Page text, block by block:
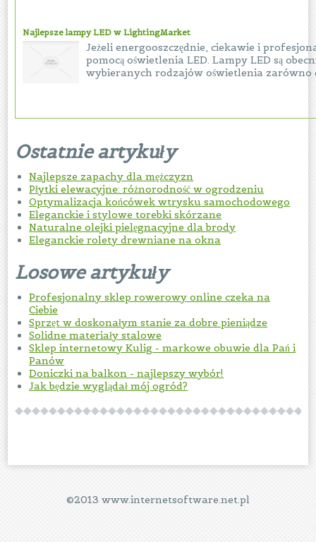
Najlepsze lampy LED w LightingMarket
Jeżeli energooszczędnie, ciekawie i
pomocą oświetlenia LED. Lampy LED są
wybieranych rodzajów oświetlenia zarówno
Ostatnie artykuły
Najlepsze zapachy dla mężczyzn
Płytki elewacyjne: różnorodność w ogrodzeniu
Optymalizacja końcówek wtrysku samochodowego
Eleganckie i stylowe torebki skórzane
Naturalne olejki pielęgnacyjne dla brody
Eleganckie rolety drewniane na okna
Losowe artykuły
Profesjonalny sklep rowerowy online czeka na
Ciebie
Sprzęt w doskonałym stanie za dobre pieniądze
Solidne materiały stalowe
Sklep internetowy Kulig - markowe obuwie dla Pań i
Panów
Doniczki na balkon - najlepszy wybór!
Jak będzie wyglądał mój ogród?
©2013 www.internetsoftware.net.pl